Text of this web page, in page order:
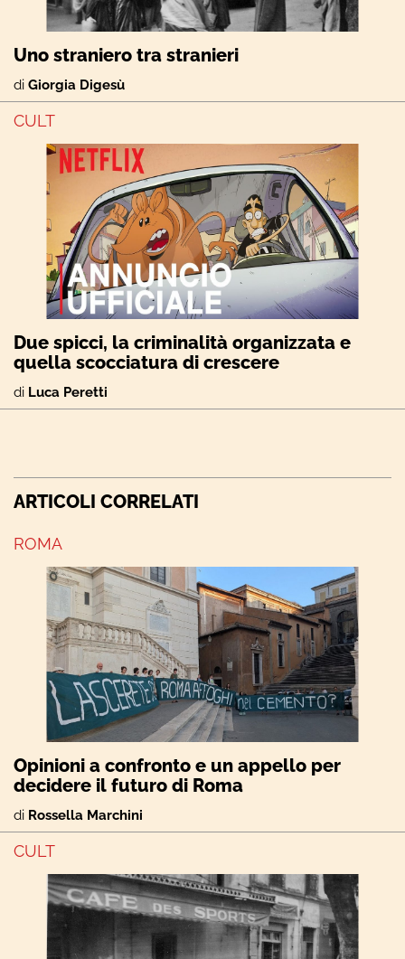
Uno straniero tra stranieri
di Giorgia Digesù
CULT
Due spicci, la criminalità organizzata e
quella scocciatura di crescere
di Luca Peretti
ARTICOLI CORRELATI
ROMA
Opinioni a confronto e un appello per
decidere il futuro di Roma
di Rossella Marchini
CULT